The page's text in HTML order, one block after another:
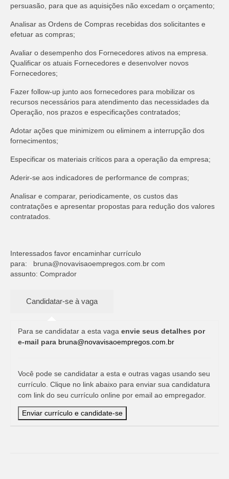
persuasão, para que as aquisições não excedam o orçamento;
Analisar as Ordens de Compras recebidas dos solicitantes e
efetuar as compras;
Avaliar o desempenho dos Fornecedores ativos na empresa.
Qualificar os atuais Fornecedores e desenvolver novos
Fornecedores;
Fazer follow-up junto aos fornecedores para mobilizar os
recursos necessários para atendimento das necessidades da
Operação, nos prazos e especificações contratados;
Adotar ações que minimizem ou eliminem a interrupção dos
fornecimentos;
Especificar os materiais críticos para a operação da empresa;
Aderir-se aos indicadores de performance de compras;
Analisar e comparar, periodicamente, os custos das
contratações e apresentar propostas para redução dos valores
contratados.
Interessados favor encaminhar currículo
para: bruna@novavisaoempregos.com.br com
assunto: Comprador
Para se candidatar a esta vaga envie seus detalhes por
e-mail para bruna@novavisaoempregos.com.br
Você pode se candidatar a esta e outras vagas usando seu
currículo. Clique no link abaixo para enviar sua candidatura
com link do seu currículo online por email ao empregador.